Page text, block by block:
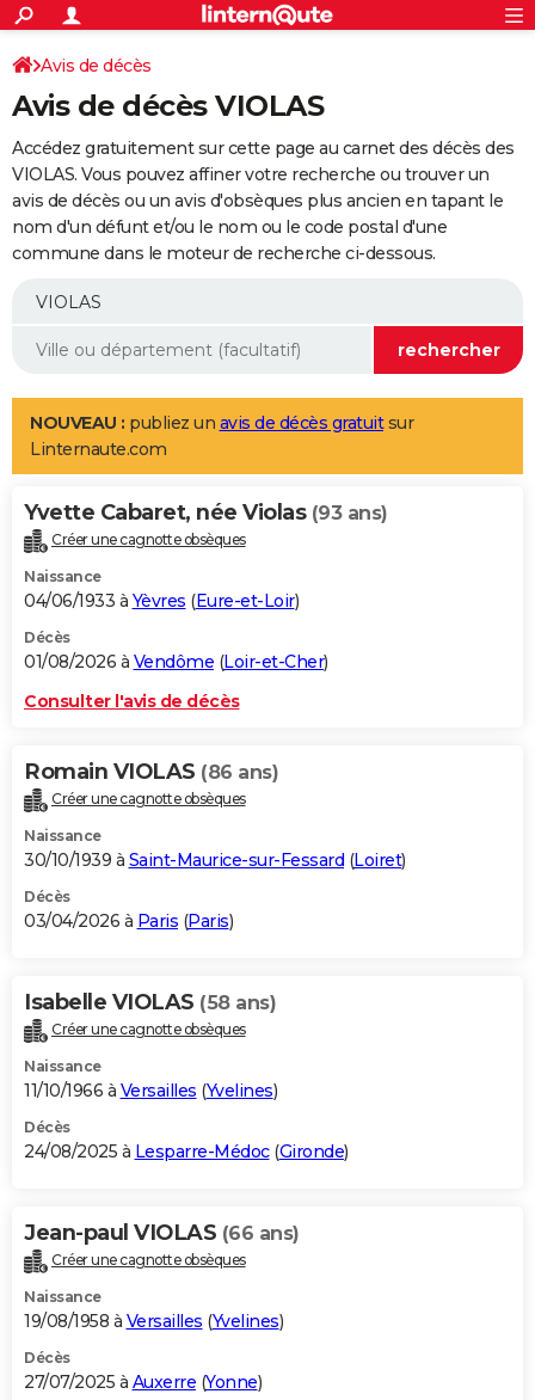
ACTUALITÉS
Politique
Société
Faits Divers
Education
Monde
Villes
+
SPORT
Coupe du monde 2026
Football
Tennis
Cyclisme
Rugby
Forum
Programme TV
TNT
Streaming
Cinéma
Sorties cinéma
Musique
+
FINANCE
Retraite
Epargne
Immobilier
Risques naturels par ville
Banque
Assurance
AUTO
Essais
Réserver un essai
Citadines
Berlines
SUV
Forum auto
+
Mobiles
Meilleur smartphone
Internet
Ordinateurs
Jeux vidéo
Guide high-tech
Aménagement intérieur
LIFESTYLE
Art de vivre
Bien-être
Loisirs
Mode
Modes de vie
Alimentation
Guide de la santé
Maladies
Médicaments
Sommeil
VOYAGE
Destinations
City break
Voyage nature
Voyage de noces
Forum
Climat
+PHOTO
GUIDES D'ACHAT
BONS PLANS
CARTE DE VOEUX
Dictionnaire
Biographies
Citations
Expressions
Proverbes
PROGRAMME TV
COPAINS D'AVANT
S'inscrire
Se connecter
Lycées
Collèges
Primaires
Universités
Entreprises
Service militaire
Avis de recherche
AVIS DE DÉCÈS
Bricolage
Lifestyle
Culture
Sport
Auto
Television
Voyage
Cinema
Avis de décès
Avis de décès VIOLAS
Accédez gratuitement sur cette page au carnet des décès des
VIOLAS. Vous pouvez affiner votre recherche ou trouver un
avis de décès ou un avis d'obsèques plus ancien en tapant le
nom d'un défunt et/ou le nom ou le code postal d'une
commune dans le moteur de recherche ci-dessous.
NOUVEAU : publiez un avis de décès gratuitsur
Linternaute.com
Yvette Cabaret, née Violas (93 ans)
Créer une cagnotte obsèques
Naissance
04/06/1933 à Yèvres (Eure-et-Loir)
Décès
01/08/2026 à Vendôme (Loir-et-Cher)
Consulter l'avis de décès
Romain VIOLAS (86 ans)
Créer une cagnotte obsèques
Naissance
30/10/1939 à Saint-Maurice-sur-Fessard (Loiret)
Décès
03/04/2026 à Paris (Paris)
Isabelle VIOLAS (58 ans)
Créer une cagnotte obsèques
Naissance
11/10/1966 à Versailles (Yvelines)
Décès
24/08/2025 à Lesparre-Médoc(Gironde)
Jean-paul VIOLAS (66 ans)
Créer une cagnotte obsèques
Naissance
19/08/1958 à Versailles (Yvelines)
Décès
27/07/2025 à Auxerre (Yonne)